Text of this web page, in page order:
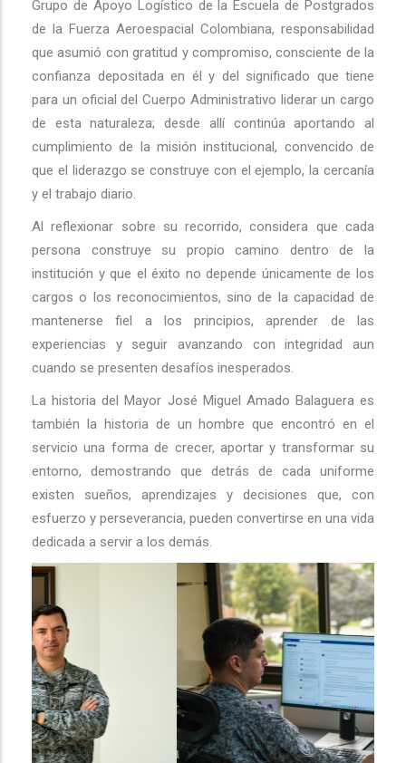
Grupo de Apoyo Logístico de la Escuela de Postgrados
de la Fuerza Aeroespacial Colombiana, responsabilidad
que asumió con gratitud y compromiso, consciente de la
confianza depositada en él y del significado que tiene
para un oficial del Cuerpo Administrativo liderar un cargo
de esta naturaleza; desde allí continúa aportando al
cumplimiento de la misión institucional, convencido de
que el liderazgo se construye con el ejemplo, la cercanía
y el trabajo diario.
Al reflexionar sobre su recorrido, considera que cada
persona construye su propio camino dentro de la
institución y que el éxito no depende únicamente de los
cargos o los reconocimientos, sino de la capacidad de
mantenerse fiel a los principios, aprender de las
experiencias y seguir avanzando con integridad aun
cuando se presenten desafíos inesperados.
La historia del Mayor José Miguel Amado Balaguera es
también la historia de un hombre que encontró en el
servicio una forma de crecer, aportar y transformar su
entorno, demostrando que detrás de cada uniforme
existen sueños, aprendizajes y decisiones que, con
esfuerzo y perseverancia, pueden convertirse en una vida
dedicada a servir a los demás.